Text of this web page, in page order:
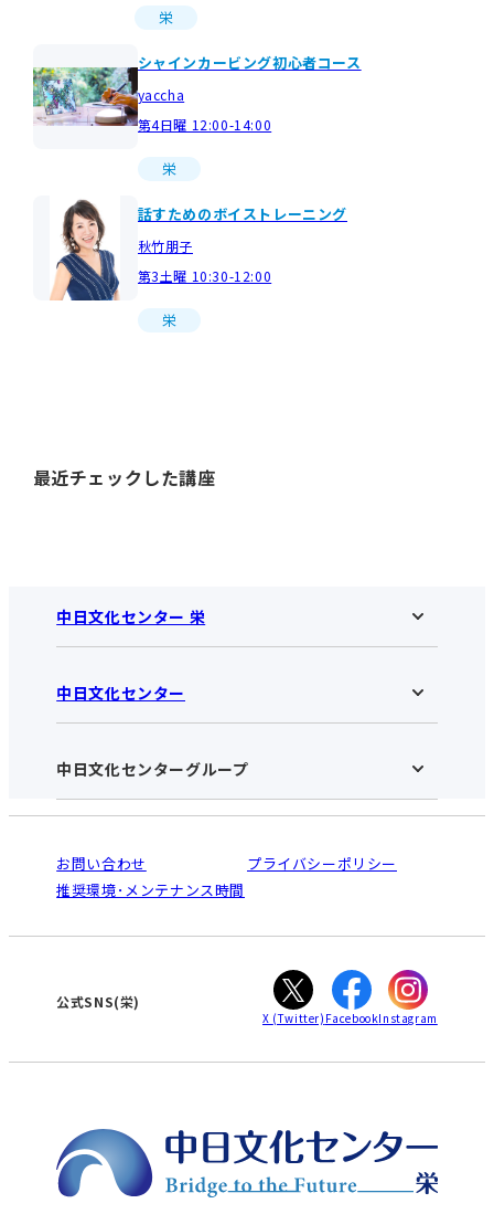
栄
シャインカービング初心者コース
yaccha
第4日曜 12:00-14:00
栄
話すためのボイストレーニング
秋竹朋子
第3土曜 10:30-12:00
栄
最近チェックした講座
中日文化センター 栄
中日文化センター 栄HOME
お知らせ
アクセス･営業時間
お申し込みの流れ
入会と受講のご案内
中日文化センター
中日文化センターHOME
中日文化センターとは
受講規約・会員特典
ご利用ガイド
オンライン講座受講の手順
WEBサイトのよくある質問
中日文化センターグループ
南大高
犬山
高蔵寺
大垣
津
お問い合わせ
プライバシーポリシー
推奨環境･メンテナンス時間
公式SNS(栄)
X (Twitter) FacebookInstagram